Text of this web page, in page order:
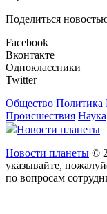
Поделиться
Facebook
Вконтакте
Одноклассники
Twitter
Общество Политика
Происшествия Наука
Новости планеты
Новости планеты ©
указывайте,
по вопросам